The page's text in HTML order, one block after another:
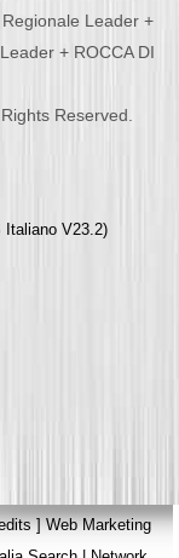
Leader +
+ ROCCA DI
Reserved.
Italiano V23.2)
]Web Marketing